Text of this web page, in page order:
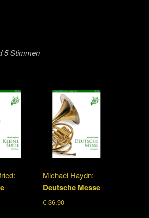
5 Stimmen
Michael Haydn:
Deutsche Messe
€36,90